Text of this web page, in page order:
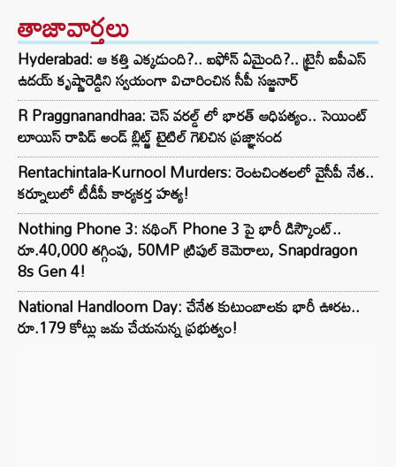
తాజావార్తలు
Hyderabad: ఆ కత్తి ఎక్కడుంది?.. ఐఫోన్ ఏమైంది?.. ట్రైనీ ఐపీఎస్
ఉదయ్ కృష్ణారెడ్డిని స్వయంగా విచారించిన సీపీ సజ్జనార్‌
R Praggnanandhaa: చెస్ వరల్డ్ లో భారత్ ఆధిపత్యం.. సెయింట్
లూయిస్ రాపిడ్ అండ్ బ్లిట్జ్ టైటిల్ గెలిచిన ప్రజ్ఞానంద
Rentachintala-Kurnool Murders: రెంటచింతలలో వైసీపీ నేత..
కర్నూలులో టీడీపీ కార్యకర్త హత్య!
Nothing Phone 3: నథింగ్ Phone 3 పై భారీ డిస్కౌంట్..
రూ.40,000 తగ్గింపు, 50MP ట్రిపుల్ కెమెరాలు, Snapdragon
8s Gen 4!
National Handloom Day: చేనేత కుటుంబాలకు భారీ ఊరట..
రూ.179 కోట్లు జమ చేయనున్న ప్రభుత్వం!